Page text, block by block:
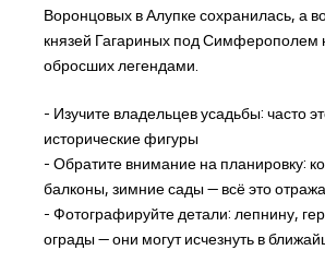
Воронцовых в Алупке сохранилась, а
князей Гагариных под Симферополем
обросших легендами.
- Изучите владельцев усадьбы: часто
исторические фигуры
- Обратите внимание на планировку:
балконы, зимние сады — всё это
- Фотографируйте детали: лепнину,
ограды — они могут исчезнуть в